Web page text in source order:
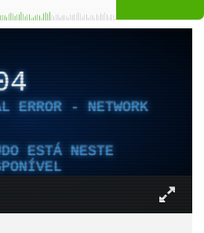
ERROR - NETWORK
ESTÁ NESTE